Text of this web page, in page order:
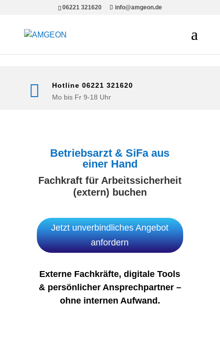
www.amgeon.degoogle-site-verification=hrjL3k7zWpq9-
06221 321620 info@amgeon.de

Hotline 06221 321620
Mo bis Fr 9-18 Uhr
Betriebsarzt & SiFa aus
einer Hand
Fachkraft für Arbeitssicherheit
(extern) buchen
Jetzt unverbindliches Angebot
anfordern
Externe Fachkräfte, digitale Tools
& persönlicher Ansprechpartner –
ohne internen Aufwand.